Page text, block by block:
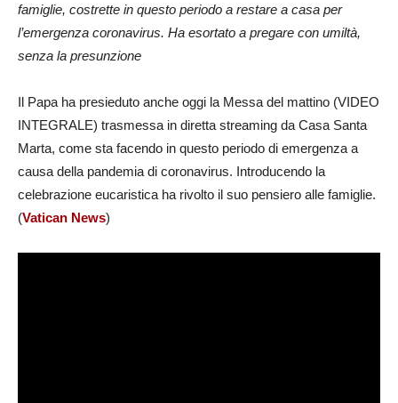
famiglie, costrette in questo periodo a restare a casa per
l’emergenza coronavirus. Ha esortato a pregare con umiltà,
senza la presunzione
Il Papa ha presieduto anche oggi la Messa del mattino (VIDEO
INTEGRALE) trasmessa in diretta streaming da Casa Santa
Marta, come sta facendo in questo periodo di emergenza a
causa della pandemia di coronavirus. Introducendo la
celebrazione eucaristica ha rivolto il suo pensiero alle famiglie.
(Vatican News)